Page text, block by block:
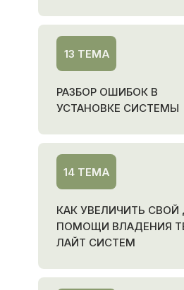
РАЗБОР ОШИБОК В
УСТАНОВКЕ СИСТЕМЫ
13 ТЕМА
КАК УВЕЛИЧИТЬ
ПОМОЩИ ВЛАДЕНИЯ
ЛАЙТ СИСТЕМ
14 ТЕМА